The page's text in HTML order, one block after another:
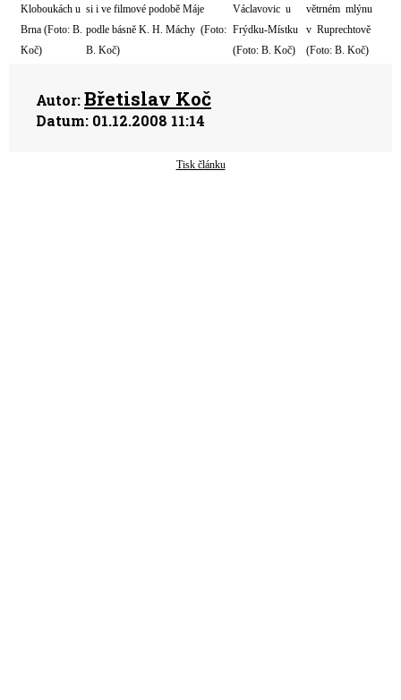
Kloboukách u
Brna (Foto: B.
Koč)
si i ve filmové podobě Máje
podle básně K. H. Máchy (Foto:
B. Koč)
Václavovic u
Frýdku-Místku
(Foto: B. Koč)
větrném mlýnu
v Ruprechtově
(Foto: B. Koč)
Autor:Břetislav Koč
Datum: 01.12.2008 11:14
Tisk článku